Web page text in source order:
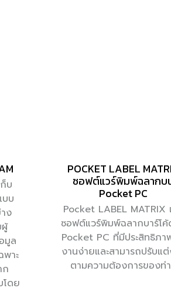
บ
บ
ง
มูล
าะ
ก
ดย
POCKET LABEL
ซอฟต์แวร์พิมพ์ฉลากบ
Pocket PC
Pocket LABEL MATRIX
ซอฟต์แวร์พิมพ์ฉลากบาร์โ
Pocket PC ที่มีประสิทธิภา
งานง่ายและสามารถปรับแ
ตามความต้องการของท่